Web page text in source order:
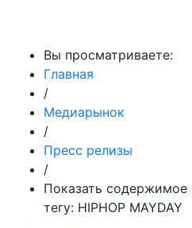
Вы просматриваете:
Главная
/
Медиарынок
/
Пресс релизы
/
Показать содержимое
тегу: HIPHOP MAYDAY